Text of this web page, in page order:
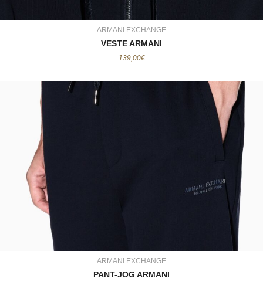
ARMANI EXCHANGE
VESTE ARMANI
139,00€
ARMANI EXCHANGE
PANT-JOG ARMANI